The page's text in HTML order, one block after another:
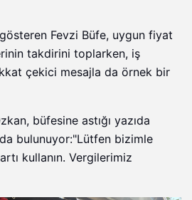
Fevzi Büfe, uygun fiyat
takdirini toplarken, iş
çekici mesajla da örnek bir
büfesine astığı yazıda
bulunuyor:"Lütfen bizimle
kullanın. Vergilerimiz